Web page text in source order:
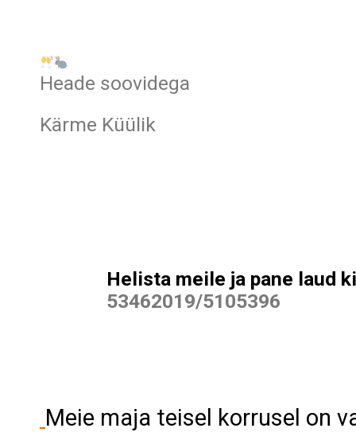
Heade soovidega
Kärme Küülik
Helista meile ja pane laud
53462019/5105396
Meie maja teisel korrusel on